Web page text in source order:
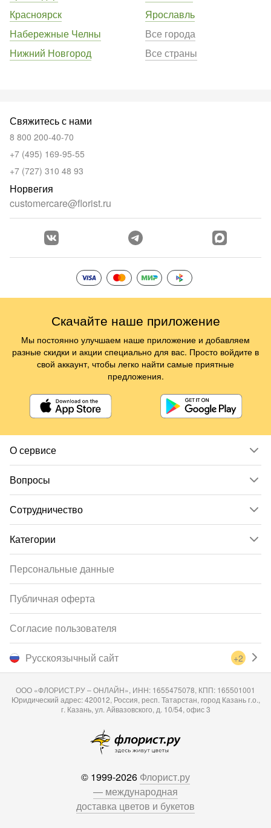
Красноярск
Набережные Челны
Нижний Новгород
Ярославль
Все города
Все страны
О сервисе
Вопросы
Сотрудничество
Категории
Свяжитесь с нами
8 800 200-40-70
+7 (495) 169-95-55
+7 (727) 310 48 93
Норвегия
customercare@florist.ru
Русскоязычный сайт +2
Персональные данные
Публичная оферта
Согласие пользователя
ООО «ФЛОРИСТ.РУ – ОНЛАЙН», ИНН: 1655475078, КПП: 165501001
Юридический адрес: 420012, Россия, респ. Татарстан, город Казань г.о.,
г. Казань, ул. Айвазовского, д. 10/54, офис 3
© 1999-2026 Флорист.ру
— международная
доставка цветов и букетов
Скачайте наше приложение
Мы постоянно улучшаем наше приложение и добавляем
разные скидки и акции специально для вас. Просто войдите в
свой аккаунт, чтобы легко найти самые приятные
предложения.